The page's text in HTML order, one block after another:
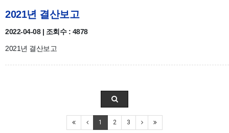
2021년 결산보고
2022-04-08 | 조회수 : 4878
2021년 결산보고
1 2 3